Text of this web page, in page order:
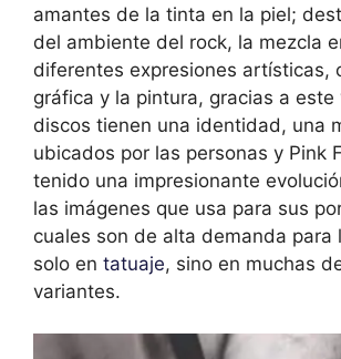
amantes de la tinta en la piel;
del ambiente del rock, la mezcla
diferentes expresiones artísticas,
gráfica y la pintura, gracias a este
discos tienen una identidad, una
ubicados por las personas y Pink
tenido una impresionante
las imágenes que usa para sus
cuales son de alta demanda para
solo en tatuaje, sino en muchas
variantes.